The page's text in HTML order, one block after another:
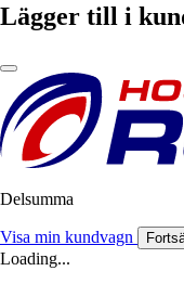
Lägger till i
Delsumma
Visa min kundvagn
Loading...